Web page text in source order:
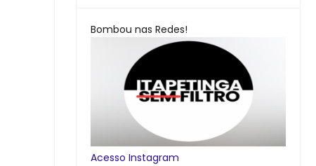
Bombou nas Redes!
Acesso Instagram